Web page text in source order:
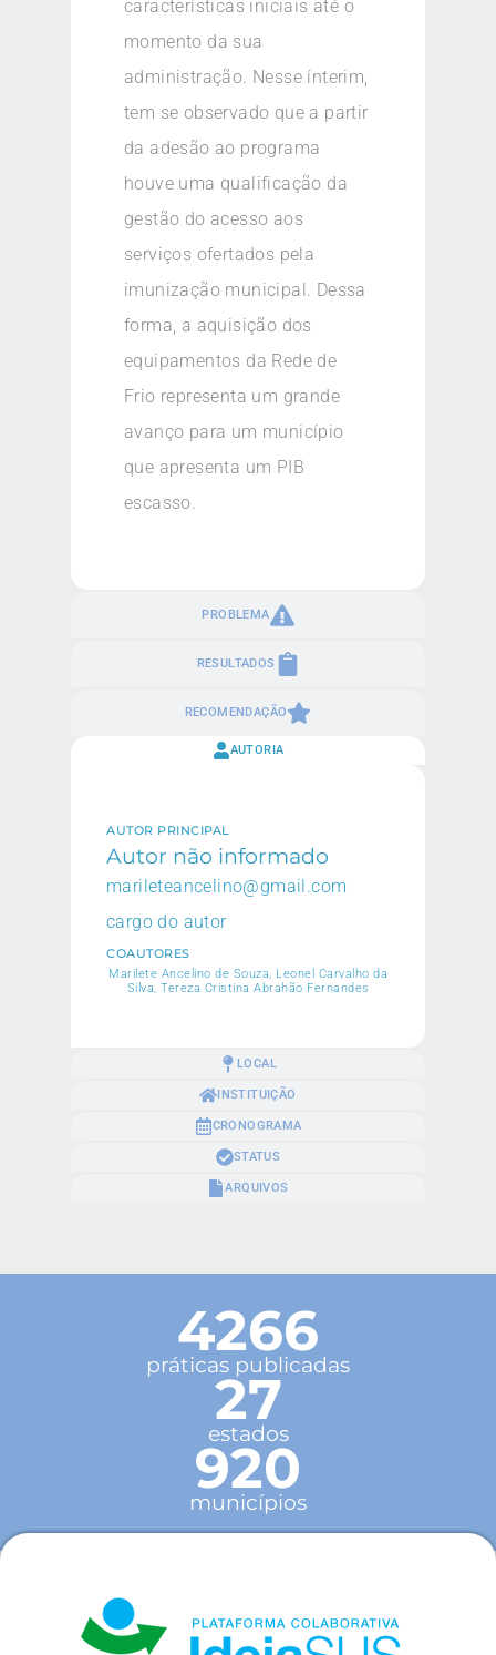
PROBLEMA
RESULTADOS
RECOMENDAÇÃO
características iniciais até o
momento da sua
administração. Nesse ínterim,
tem se observado que a partir
da adesão ao programa
houve uma qualificação da
gestão do acesso aos
serviços ofertados pela
imunização municipal. Dessa
forma, a aquisição dos
equipamentos da Rede de
Frio representa um grande
avanço para um município
que apresenta um PIB
escasso.
AUTORIA
LOCAL
INSTITUIÇÃO
CRONOGRAMA
STATUS
ARQUIVOS
AUTOR PRINCIPAL
Autor não informado
marileteancelino@gmail.com
cargo do autor
COAUTORES
Marilete Ancelino de Souza, Leonel Carvalho da
Silva, Tereza Cristina Abrahão Fernandes
4266
práticas publicadas
27
estados
920
municípios